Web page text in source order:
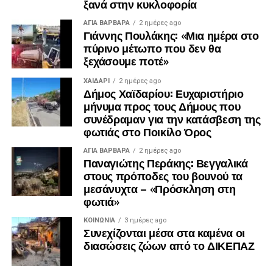
ξανά στην κυκλοφορία
ΑΓΙΑ ΒΑΡΒΑΡΑ 2 ημέρες ago
Γιάννης Πουλάκης: «Μια ημέρα στο
πύρινο μέτωπο που δεν θα
ξεχάσουμε ποτέ»
ΧΑΪΔΑΡΙ 2 ημέρες ago
Δήμος Χαϊδαρίου: Ευχαριστήριο
μήνυμα προς τους Δήμους που
συνέδραμαν για την κατάσβεση της
φωτιάς στο Ποικίλο Όρος
ΑΓΙΑ ΒΑΡΒΑΡΑ 2 ημέρες ago
Παναγιώτης Περάκης: Βεγγαλικά
στους πρόποδες του βουνού τα
μεσάνυχτα – «Πρόσκληση στη
φωτιά»
ΚΟΙΝΩΝΊΑ 3 ημέρες ago
Συνεχίζονται μέσα στα καμένα οι
διασώσεις ζώων από το ΔΙΚΕΠΑΖ